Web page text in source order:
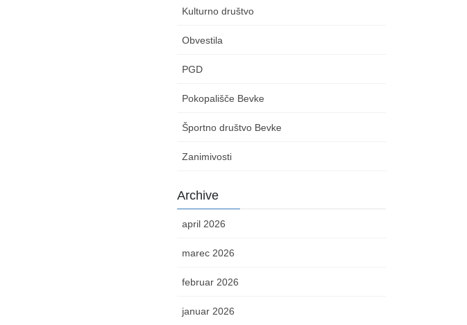
Kulturno društvo
Obvestila
PGD
Pokopališče Bevke
Športno društvo Bevke
Zanimivosti
Archive
april 2026
marec 2026
februar 2026
januar 2026